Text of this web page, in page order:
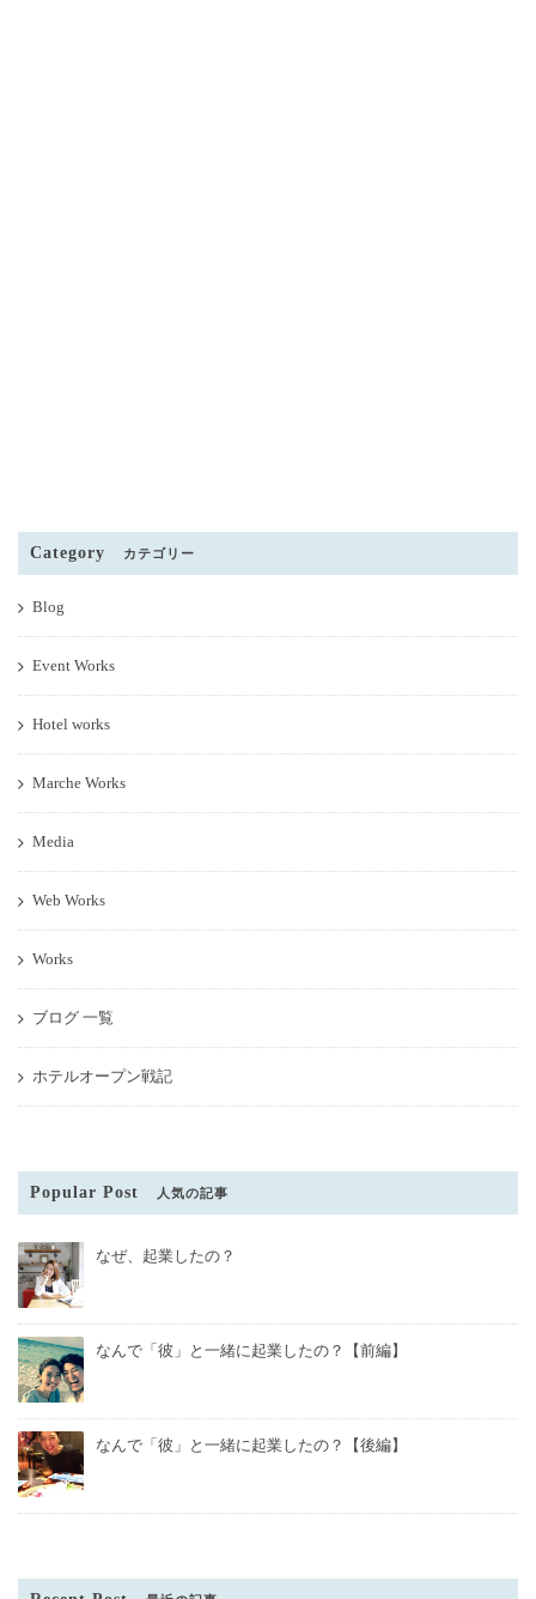
Category カテゴリー
Blog
Event Works
Hotel works
Marche Works
Media
Web Works
Works
ブログ 一覧
ホテルオープン戦記
Popular Post 人気の記事
なぜ、起業したの？
なんで「彼」と一緒に起業したの？【前編】
なんで「彼」と一緒に起業したの？【後編】